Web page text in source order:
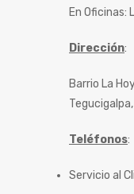
En Oficinas:
Dirección:
Barrio La
Tegucigalpa,
Teléfonos:
Servicio al